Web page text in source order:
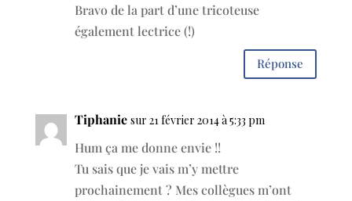
Bravo de la part d’une tricoteuse
également lectrice (!)
Réponse
Tiphanie sur 21 février 2014 à 5:33 pm
Hum ça me donne envie !!
Tu sais que je vais m’y mettre
prochainement ? Mes collègues m’ont